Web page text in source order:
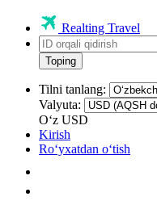
Realting Travel
Toping
Tilni tanlang:
Valyuta:
Oʻz USD
Kirish
Roʻyxatdan oʻtish